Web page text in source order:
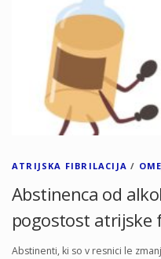
ATRIJSKA FIBRILACIJA /
Abstinenca od
pogostost atrijske
Abstinenti, ki so v resnici le